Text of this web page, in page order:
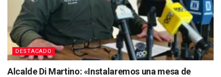
DESTACADO
Alcalde Di Martino: «Instalaremos una mesa de